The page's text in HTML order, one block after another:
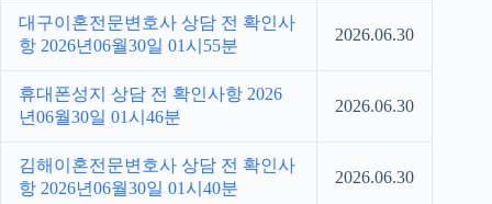
대구이혼전문변호사 상담 전 확인사
항 2026년06월30일 01시55분
2026.06.30
휴대폰성지 상담 전 확인사항 2026
년06월30일 01시46분
2026.06.30
김해이혼전문변호사 상담 전 확인사
항 2026년06월30일 01시40분
2026.06.30